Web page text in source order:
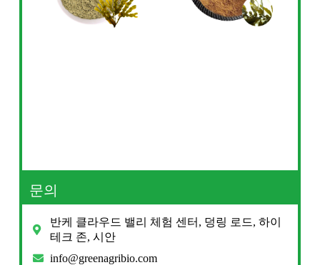
문의
반케 클라우드 밸리 체험 센터, 덩링 로드, 하이
테크 존, 시안
info@greenagribio.com